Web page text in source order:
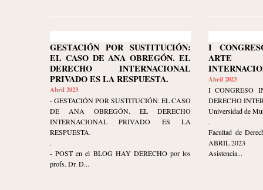
GESTACIÓN POR SUSTITUCIÓN:
EL CASO DE ANA OBREGÓN. EL
DERECHO INTERNACIONAL
PRIVADO ES LA RESPUESTA.
Abril 2023
- GESTACIÓN POR SUSTITUCIÓN: EL CASO
DE ANA OBREGÓN. EL DERECHO
INTERNACIONAL PRIVADO ES LA
RESPUESTA.
.
- POST en el BLOG HAY DERECHO por los
profs. Dr. D...
I
ARTE
Abril 2023
I CONGRESO
DERECHO
Universidad de
.
Facultad de
ABRIL 2023
Asistencia...